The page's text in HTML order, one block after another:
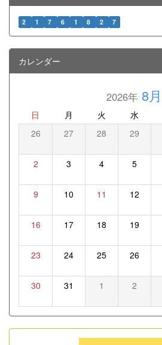
2 1 7 6 1 8 2 7
カレンダー
2026年8月
日 月 火 水
26 27 28 29
2 3 4 5
9 10 11 12
16 17 18 19
23 24 25 26
30 31 1 2